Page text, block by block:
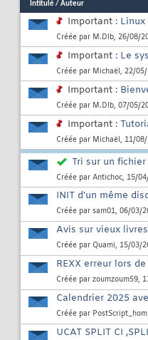
Intitulé/ Auteur
Important : Linux
Créée par M.Dlb, 26/08/
Important : Le
Créée par Michaël, 22/
Important :
Créée par M.Dlb, 07/05/
Important :
Créée par Michaël, 11/
Tri sur un
Créée par Antichoc, 15/
INIT d'un même
Créée par sam01, 06/03/
Avis sur vieux
Créée par Quami, 15/03/
REXX erreur lors
Créée par zoumzoum59,
Calendrier 2025
Créée par
UCAT SPLIT CI